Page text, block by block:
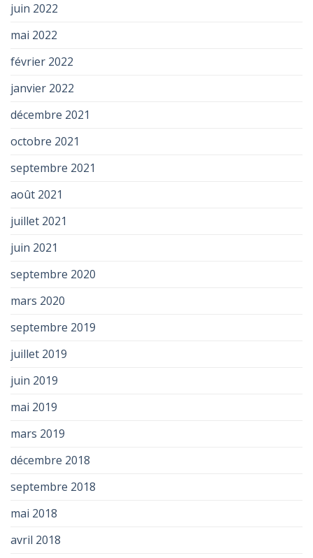
juin 2022
mai 2022
février 2022
janvier 2022
décembre 2021
octobre 2021
septembre 2021
août 2021
juillet 2021
juin 2021
septembre 2020
mars 2020
septembre 2019
juillet 2019
juin 2019
mai 2019
mars 2019
décembre 2018
septembre 2018
mai 2018
avril 2018